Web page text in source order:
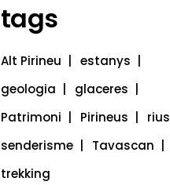
tags
Alt Pirineu
estanys
geologia
glaceres
Patrimoni
Pirineus
rius
senderisme
Tavascan
trekking